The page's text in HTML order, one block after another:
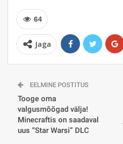
64
Jaga
EELMINE POSTITUS
Tooge oma
valgusmõõgad välja!
Minecraftis on saadaval
uus “Star Warsi” DLC